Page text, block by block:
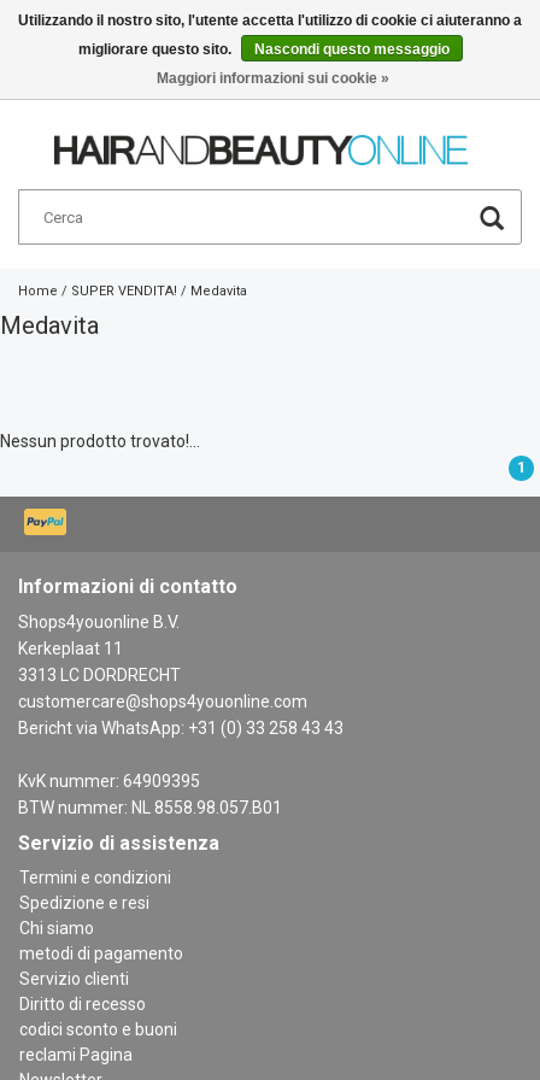
Italiano
Home / SUPER VENDITA! / Medavita
Medavita
Nessun prodotto trovato!...
1
Informazioni di contatto
Shops4youonline B.V.
Kerkeplaat 11
3313 LC DORDRECHT
customercare@shops4youonline.com
Bericht via WhatsApp: +31 (0) 33 258 43 43
KvK nummer: 64909395
BTW nummer: NL 8558.98.057.B01
Servizio di assistenza
Termini e condizioni
Spedizione e resi
Chi siamo
metodi di pagamento
Servizio clienti
Diritto di recesso
codici sconto e buoni
reclami Pagina
Utilizzando il nostro sito, l'utente accetta l'utilizzo di cookie ci aiuteranno a
migliorare questo sito.
Nascondi questo messaggio
Maggiori informazioni sui cookie »